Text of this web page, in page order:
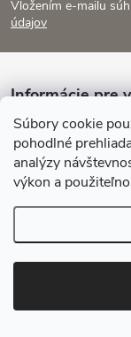
Súbory cookie
pohodlné
analýzy
výkon a
p
ä
e
Vložením e-mailu
údajov
Informácie pre
Prijímame